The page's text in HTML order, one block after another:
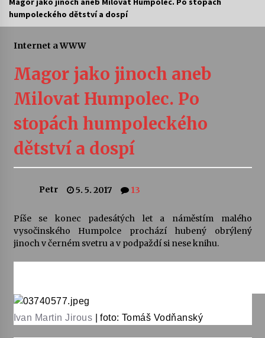
Letní koncerty ve Stromovce: Ars Camerata a
Vernisáž výstavy Josefíny Duškové: Stávám se
30. 7. 2026
Veselí muzikanti
30. 7. 2026
šedesátka: 28. 7.–1. 8. 2026
Letní koncerty ve Stromovce: Kolchoz a
Jenakaši
23. 7. 2026
humpoleckého dětství a dospí
Internet a WWW
Magor jako jinoch aneb
Milovat Humpolec. Po
stopách humpoleckého
dětství a dospí
Petr 5. 5. 2017 13
Píše se konec padesátých let a náměstím malého
vysočinského Humpolce prochází hubený obrýlený
jinoch v černém svetru a v podpaždí si nese knihu.
Ivan Martin Jirous foto: Tomáš Vodňanský